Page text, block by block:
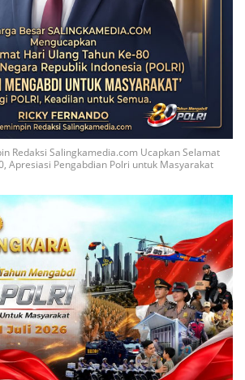
Redaksi Salingkamedia.com Ucapkan Selamat
Apresiasi Pengabdian Polri untuk Masyarakat